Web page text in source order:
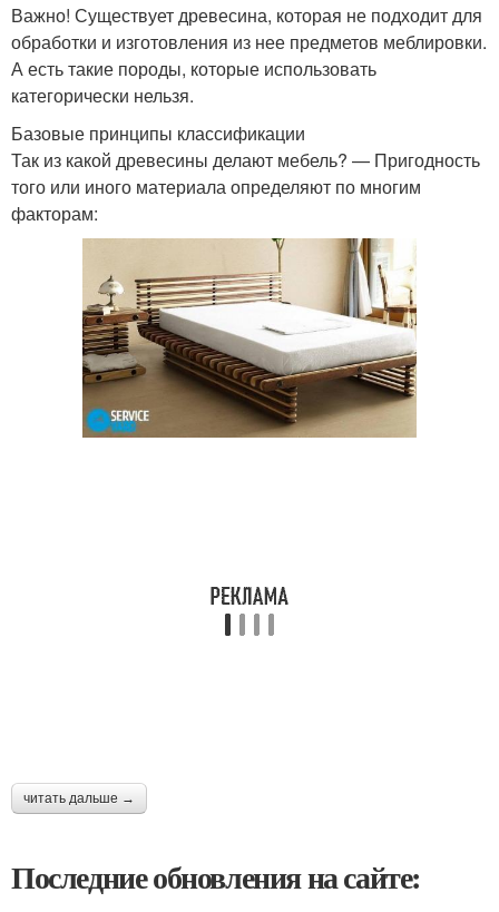
Важно! Существует древесина, которая не подходит для
обработки и изготовления из нее предметов меблировки.
А есть такие породы, которые использовать
категорически нельзя.
Базовые принципы классификации
Так из какой древесины делают мебель? — Пригодность
того или иного материала определяют по многим
факторам:
читать дальше →
Последние обновления на сайте: